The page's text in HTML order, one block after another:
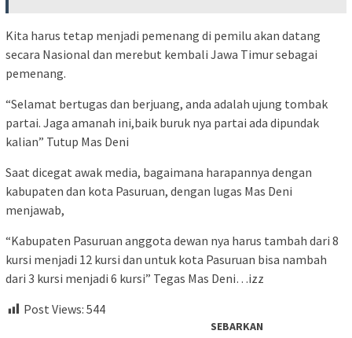
Kita harus tetap menjadi pemenang di pemilu akan datang
secara Nasional dan merebut kembali Jawa Timur sebagai
pemenang.
“Selamat bertugas dan berjuang, anda adalah ujung tombak
partai. Jaga amanah ini,baik buruk nya partai ada dipundak
kalian” Tutup Mas Deni
Saat dicegat awak media, bagaimana harapannya dengan
kabupaten dan kota Pasuruan, dengan lugas Mas Deni
menjawab,
“Kabupaten Pasuruan anggota dewan nya harus tambah dari 8
kursi menjadi 12 kursi dan untuk kota Pasuruan bisa nambah
dari 3 kursi menjadi 6 kursi” Tegas Mas Deni…izz
Post Views: 544
SEBARKAN